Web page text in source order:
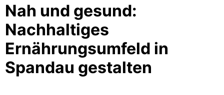
Nah und gesund:
Nachhaltiges
Ernährungsumfeld in
Spandau gestalten